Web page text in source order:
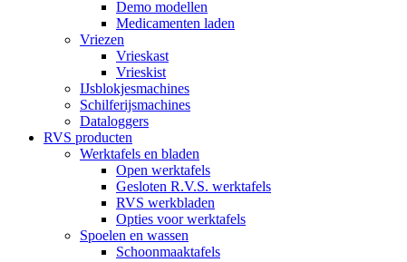
Demo modellen
Medicamenten laden
Vriezen
Vrieskast
Vrieskist
IJsblokjesmachines
Schilferijsmachines
Dataloggers
RVS producten
Werktafels en bladen
Open werktafels
Gesloten R.V.S. werktafels
RVS werkbladen
Opties voor werktafels
Spoelen en wassen
Schoonmaaktafels